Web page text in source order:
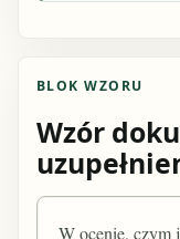
BLOK WZORU
Wzór
W ocenie, czym